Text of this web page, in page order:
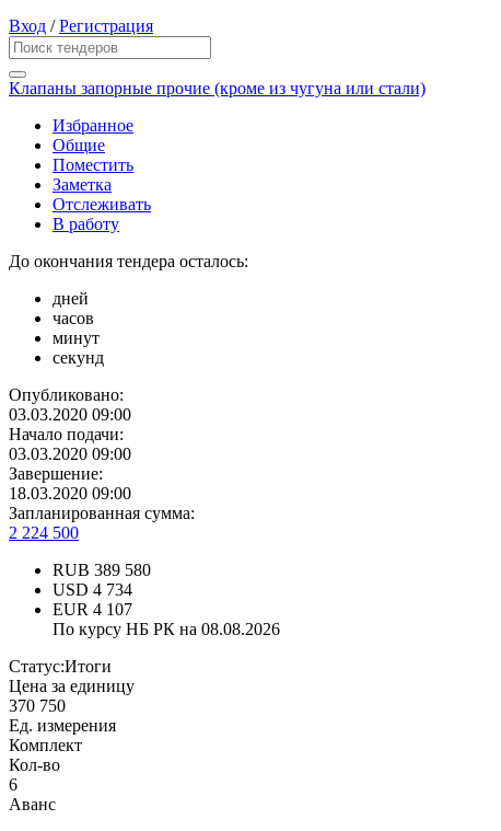
Вход /Регистрация
Клапаны запорные прочие (кроме из чугуна или стали)
Избранное
Общие
Поместить
Заметка
Отслеживать
В работу
До окончания тендера осталось:
дней
часов
минут
секунд
Опубликовано:
03.03.2020 09:00
Начало подачи:
03.03.2020 09:00
Завершение:
18.03.2020 09:00
Запланированная сумма:
2 224 500
RUB 389 580
USD 4 734
EUR 4 107
По курсу НБ РК на 08.08.2026
Статус:Итоги
Цена за единицу
370 750
Ед. измерения
Комплект
Кол-во
6
Аванс